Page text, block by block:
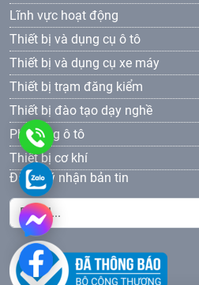
Lĩnh vực hoạt động
Thiết bị và dụng cụ ô tô
Thiết bị và dụng cụ xe máy
Thiết bị trạm đăng kiểm
Thiết bị đào tạo dạy nghề
Phụ tùng ô tô
Thiết bị cơ khí
Đăng ký nhận bản tin
0961
69
81
0961693381